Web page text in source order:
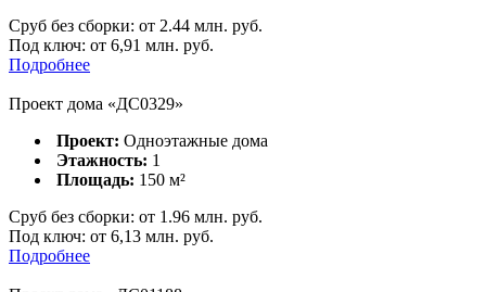
Сруб без сборки: от 2.44 млн. руб.
Под ключ: от 6,91 млн. руб.
Подробнее
Проект дома «ДС0329»
Проект: Одноэтажные дома
Этажность: 1
Площадь: 150 м²
Сруб без сборки: от 1.96 млн. руб.
Под ключ: от 6,13 млн. руб.
Подробнее